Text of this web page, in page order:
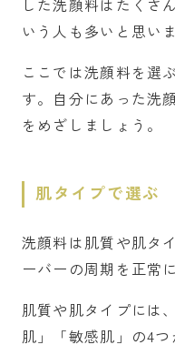
いう人も多いと思いま
ここでは洗顔料を選
す。自分にあった洗
をめざしましょう。
肌タイプで選ぶ
洗顔料は肌質や肌タ
ーバーの周期を正常
肌質や肌タイプには
肌」「敏感肌」の4つ